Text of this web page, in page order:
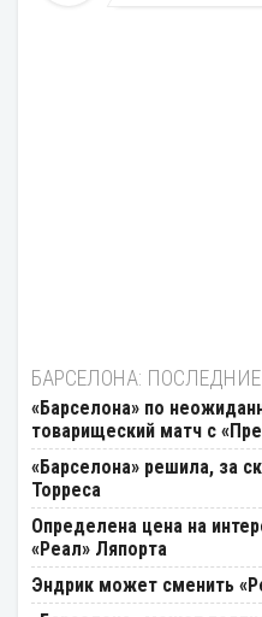
БАРСЕЛОНА:
«Барселона» по
товарищеский матч с
«Барселона» решила, за
Торреса
Определена цена на
«Реал» Ляпорта
Эндрик может сменить